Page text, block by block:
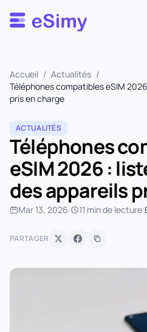
Esimy
Accueil / Actualités /
Téléphones compatibles eSIM
pris en charge
ACTUALITÉS
Téléphones
eSIM 2026 :
des appareils
Mar 13, 2026| 11 min de lecture|
PARTAGER